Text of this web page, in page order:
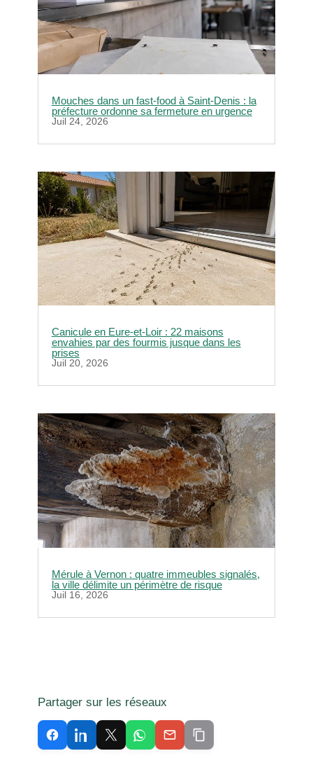
Mouches dans un fast-food à Saint-Denis : la
préfecture ordonne sa fermeture en urgence
Juil 24, 2026
Canicule en Eure-et-Loir : 22 maisons
envahies par des fourmis jusque dans les
prises
Juil 20, 2026
Mérule à Vernon : quatre immeubles signalés,
la ville délimite un périmètre de risque
Juil 16, 2026
Partager sur les réseaux